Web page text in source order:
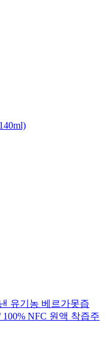
유기농 베르가못즙
NFC 원액 착즙주